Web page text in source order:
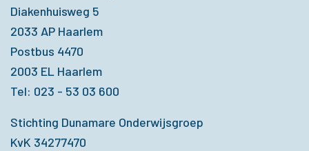
Diakenhuisweg 5
2033 AP Haarlem
Postbus 4470
2003 EL Haarlem
Tel: 023 - 53 03 600
Stichting Dunamare Onderwijsgroep
KvK 34277470